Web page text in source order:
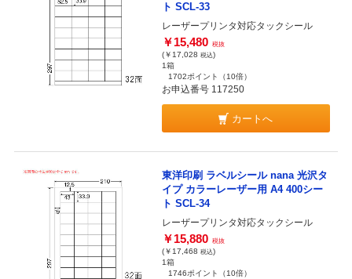
ト SCL-33
レーザープリンタ対応タックシール
￥15,480 税抜
(￥17,028 税込)
1箱
1702ポイント
（10倍）
お申込番号 117250
カートへ
東洋印刷 ラベルシール nana 光沢タ
イプ カラーレーザー用 A4 400シー
ト SCL-34
レーザープリンタ対応タックシール
￥15,880 税抜
(￥17,468 税込)
1箱
1746ポイント
（10倍）